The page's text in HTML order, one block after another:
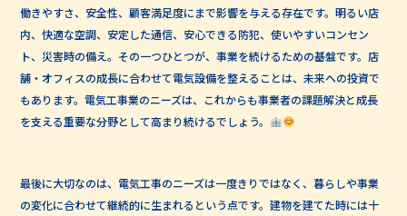
働きやすさ、安全性、顧客満足度にまで影響を与える存在です。明るい店
内、快適な空調、安定した通信、安心できる防犯、使いやすいコンセン
ト、災害時の備え。その一つひとつが、事業を続けるための基盤です。店
舗・オフィスの成長に合わせて電気設備を整えることは、未来への投資で
もあります。電気工事業のニーズは、これからも事業者の課題解決と成長
を支える重要な分野として高まり続けるでしょう。
最後に大切なのは、電気工事のニーズは一度きりではなく、暮らしや事業
の変化に合わせて継続的に生まれるという点です。建物を建てた時には十